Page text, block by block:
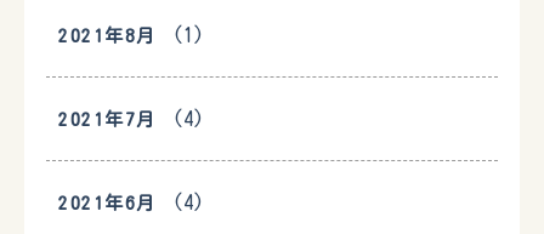
2021年8月 (1)
2021年7月 (4)
2021年6月 (4)